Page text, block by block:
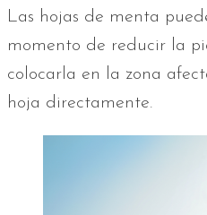
Las hojas de menta
momento de reducir la
colocarla en la zona
hoja directamente.